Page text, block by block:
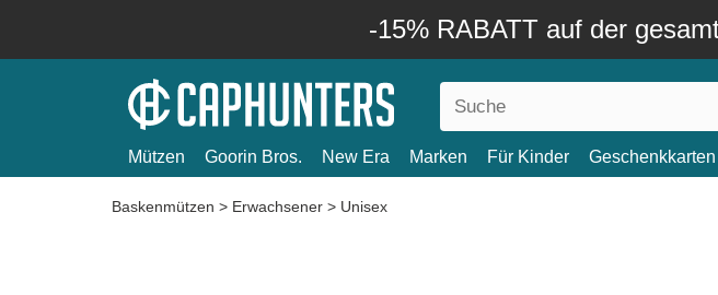
-15% RABATT auf der
Mützen Goorin Bros. New Era Marken Für Kinder Geschenkkarten
Baskenmützen > Erwachsener > Unisex